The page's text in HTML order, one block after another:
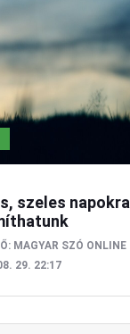
szeles napokra
MAGYAR SZÓ ONLINE
29. 22:17